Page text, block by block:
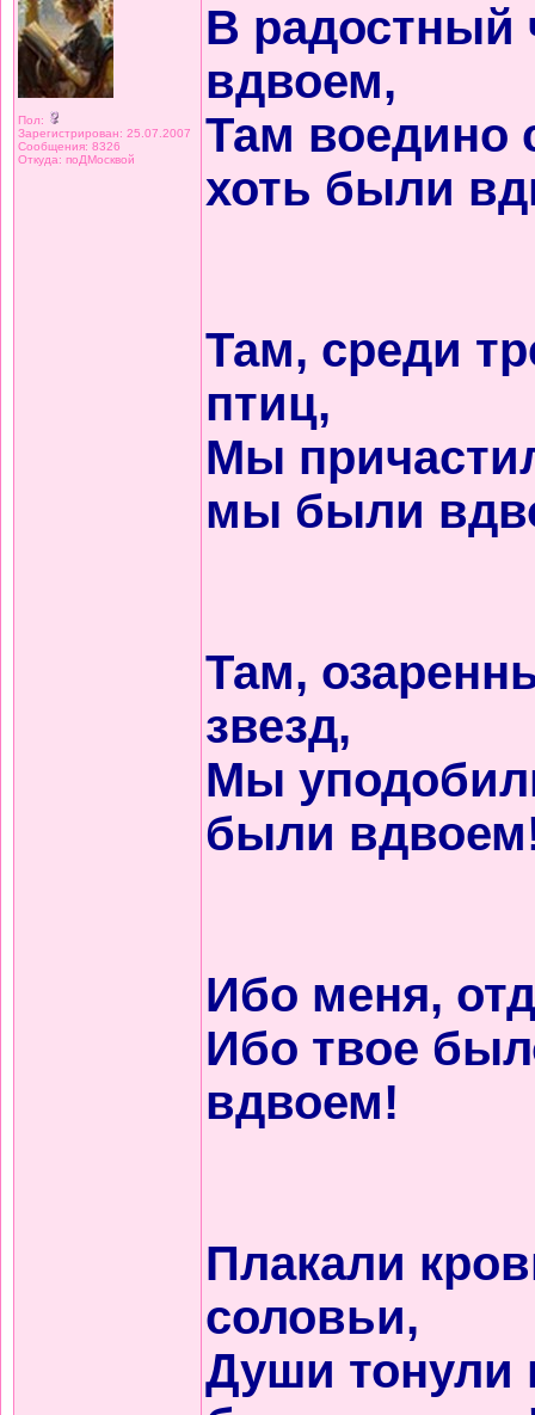
Пол:
Зарегистрирован: 25.07.2007
Сообщения: 8326
Откуда: поДМосквой
В радостный
вдвоем,
Там воедино
хоть были
Там, среди
птиц,
Мы
мы были
Там,
звезд,
Мы
были
Ибо меня,
Ибо твое
вдвоем!
Плакали
соловьи,
Души тонули